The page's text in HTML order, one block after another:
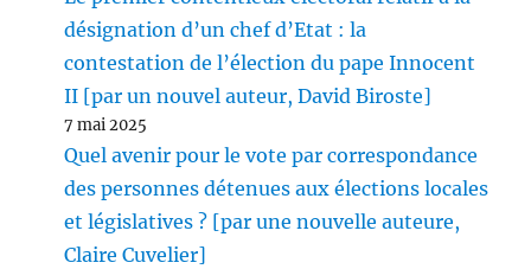
désignation d’un chef d’Etat : la
contestation de l’élection du pape Innocent
II [par un nouvel auteur, David Biroste]
7 mai 2025
Quel avenir pour le vote par correspondance
des personnes détenues aux élections locales
et législatives ? [par une nouvelle auteure,
Claire Cuvelier]